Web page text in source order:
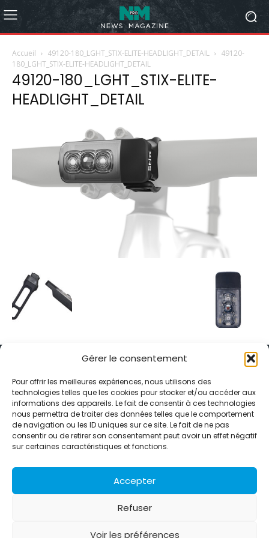
Gérer le consentement
Pour offrir les meilleures expériences, nous utilisons des
technologies telles que les cookies pour stocker et/ou accéder aux
informations des appareils. Le fait de consentir à ces technologies
nous permettra de traiter des données telles que le comportement
de navigation ou les ID uniques sur ce site. Le fait de ne pas
consentir ou de retirer son consentement peut avoir un effet négatif
sur certaines caractéristiques et fonctions.
Accepter
Refuser
Voir les préférences
Accueil 49120-180_LGHT_STIX-ELITE-HEADLIGHT_DETAIL
49120-
180_LGHT_STIX-ELITE-HEADLIGHT_DETAIL
49120-180_LGHT_STIX-ELITE-
HEADLIGHT_DETAIL
Alternative Média est une agence de relations presse et de
relations publiques basée à Grenoble. Depuis 1995, elle conçoit et
pilote des stratégies de visibilité en France et à l’international
grâce à un réseau d’agences partenaires.